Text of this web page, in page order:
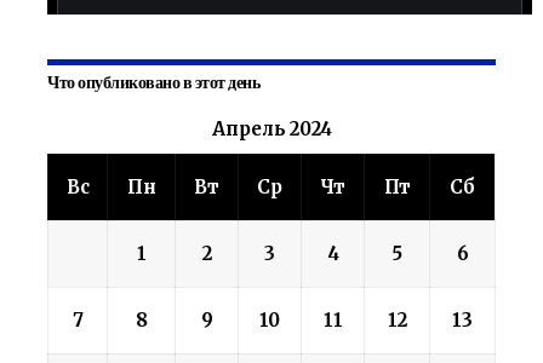
Что опубликовано в этот день
Апрель 2024
Вс Пн Вт Ср Чт Пт Сб
1 2 3 4 5 6
7 8 9 10 11 12 13